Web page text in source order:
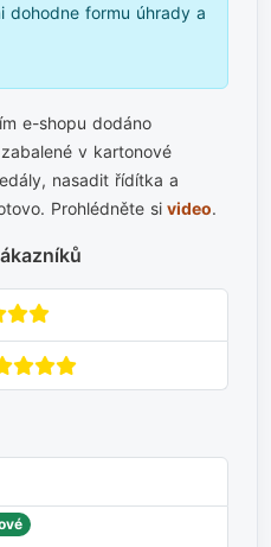
dohodne formu úhrady a
e-shopu dodáno
v kartonové
nasadit řídítka a
Prohlédněte sivideo.